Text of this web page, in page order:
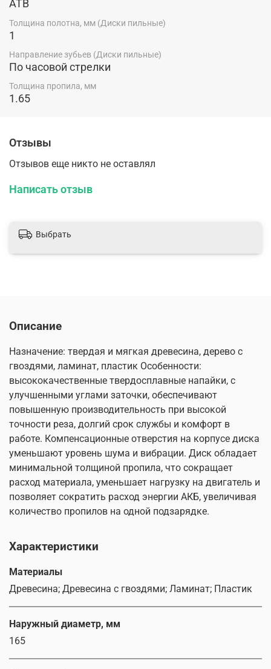
ATB
Толщина полотна, мм (Диски пильные)
1
Направление зубьев (Диски пильные)
По часовой стрелки
Толщина пропила, мм
1.65
Отзывы
Отзывов еще никто не оставлял
Написать отзыв
Выбрать
Описание
Назначение: твердая и мягкая древесина, дерево с
гвоздями, ламинат, пластик Особенности:
высококачественные твердосплавные напайки, с
улучшенными углами заточки, обеспечивают
повышенную производительность при высокой
точности реза, долгий срок службы и комфорт в
работе. Компенсационные отверстия на корпусе диска
уменьшают уровень шума и вибрации. Диск обладает
минимальной толщиной пропила, что сокращает
расход материала, уменьшает нагрузку на двигатель и
позволяет сократить расход энергии АКБ, увеличивая
количество пропилов на одной подзарядке.
Характеристики
Материалы
Древесина; Древесина с гвоздями; Ламинат; Пластик
Наружный диаметр, мм
165